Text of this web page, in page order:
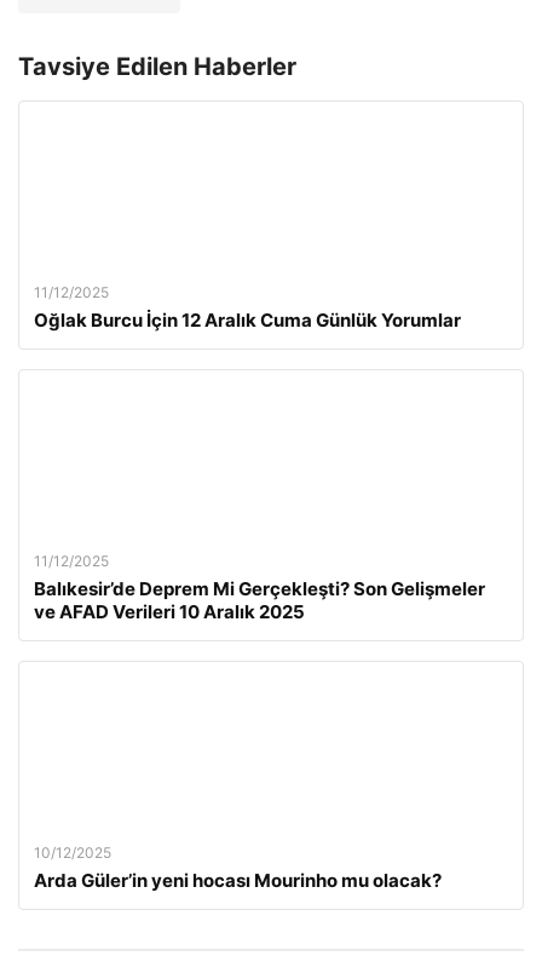
Tavsiye Edilen Haberler
11/12/2025
Oğlak Burcu İçin 12 Aralık Cuma Günlük Yorumlar
11/12/2025
Balıkesir’de Deprem Mi Gerçekleşti? Son Gelişmeler
ve AFAD Verileri 10 Aralık 2025
10/12/2025
Arda Güler’in yeni hocası Mourinho mu olacak?